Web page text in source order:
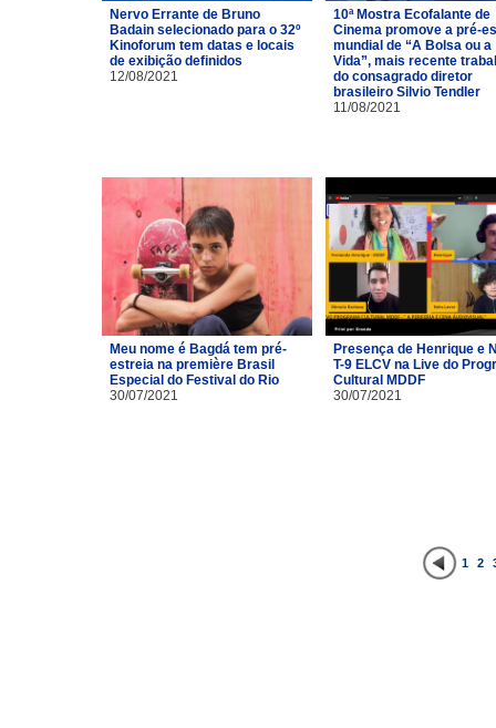
Nervo Errante de Bruno
Badain selecionado para o 32º
Kinoforum tem datas e locais
de exibição definidos
12/08/2021
10ª Mostra Ecofalante de
Cinema promove a pré-
mundial de “A Bolsa ou a
Vida”, mais recente
do consagrado diretor
brasileiro Silvio Tendler
11/08/2021
Meu nome é Bagdá tem pré-
estreia na première Brasil
Especial do Festival do Rio
30/07/2021
Presença de Henrique e
T-9 ELCV na Live do
Cultural MDDF
30/07/2021
1 2